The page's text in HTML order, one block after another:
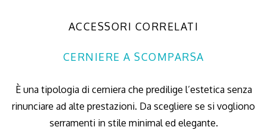
ACCESSORI CORRELATI
CERNIERE A SCOMPARSA
È una tipologia di cerniera che predilige l’estetica senza
rinunciare ad alte prestazioni. Da scegliere se si vogliono
serramenti in stile minimal ed elegante.